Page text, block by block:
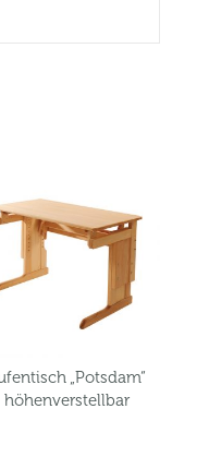
„Potsdam“
höhenverstellbar